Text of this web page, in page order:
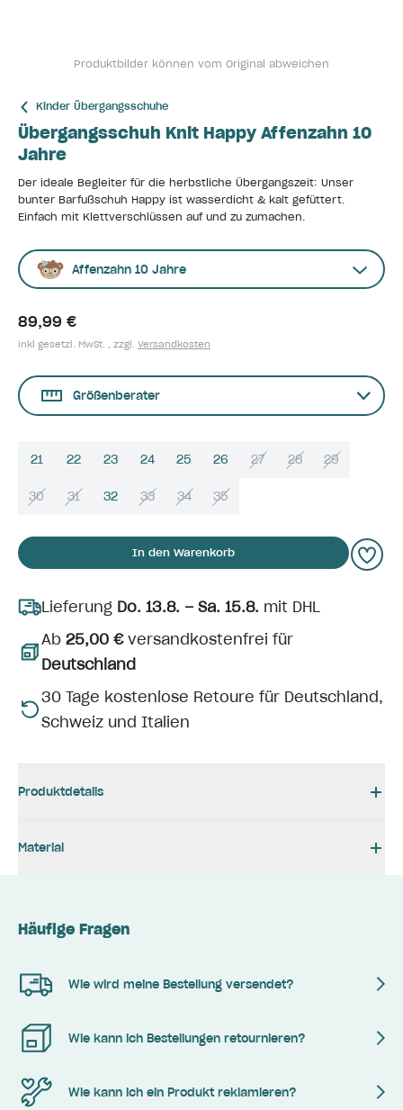
Produktbilder können vom Original abweichen
Kinder Übergangsschuhe
Übergangsschuh Knit Happy Affenzahn 10
Jahre
Der ideale Begleiter für die herbstliche Übergangszeit: Unser
bunter Barfußschuh Happy ist wasserdicht & kalt gefüttert.
Einfach mit Klettverschlüssen auf und zu zumachen.
Affenzahn 10 Jahre
89,99 €
inkl gesetzl. MwSt. , zzgl. Versandkosten
Größenberater
21 22 23 24 25 26 27 28 29
30 31 32 33 34 35
In den Warenkorb
Lieferung Do. 13.8. – Sa. 15.8. mit DHL
Ab 25,00 €versandkostenfrei für
Deutschland
30 Tage kostenlose Retoure für Deutschland,
Schweiz und Italien
Produktdetails
Material
Häufige Fragen
Wie wird meine Bestellung versendet?
Wie kann ich Bestellungen retournieren?
Wie kann ich ein Produkt reklamieren?